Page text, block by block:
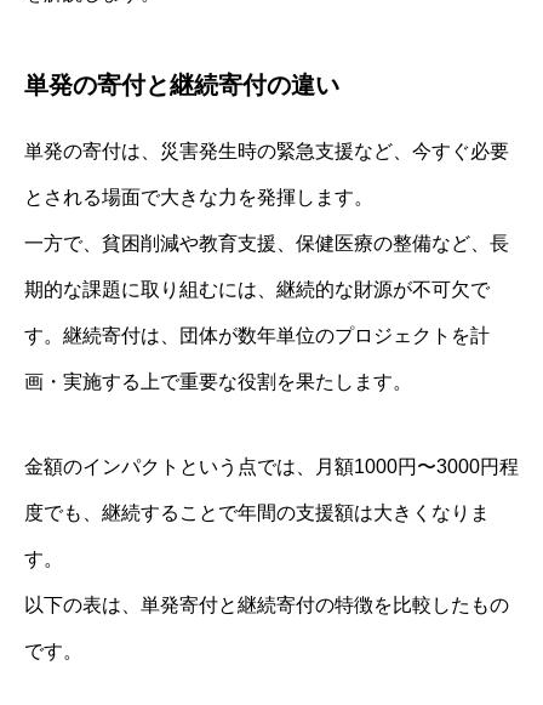
単発の寄付と継続寄付の違い
単発の寄付は、災害発生時の緊急支援など、今すぐ必要
とされる場面で大きな力を発揮します。
一方で、貧困削減や教育支援、保健医療の整備など、長
期的な課題に取り組むには、継続的な財源が不可欠で
す。継続寄付は、団体が数年単位のプロジェクトを計
画・実施する上で重要な役割を果たします。
金額のインパクトという点では、月額1000円〜3000円程
度でも、継続することで年間の支援額は大きくなりま
す。
以下の表は、単発寄付と継続寄付の特徴を比較したもの
です。